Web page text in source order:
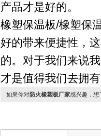
产品才是好的。
橡塑保温板/橡塑保
好的带来便捷性，
的。对于我们来说
才是值得我们去拥
如果你对防火橡塑板厂家感兴趣，想